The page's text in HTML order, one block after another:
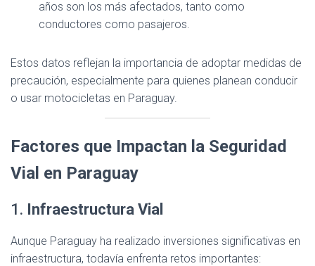
años son los más afectados, tanto como
conductores como pasajeros.
Estos datos reflejan la importancia de adoptar medidas de
precaución, especialmente para quienes planean conducir
o usar motocicletas en Paraguay.
Factores que Impactan la Seguridad
Vial en Paraguay
1. Infraestructura Vial
Aunque Paraguay ha realizado inversiones significativas en
infraestructura, todavía enfrenta retos importantes: